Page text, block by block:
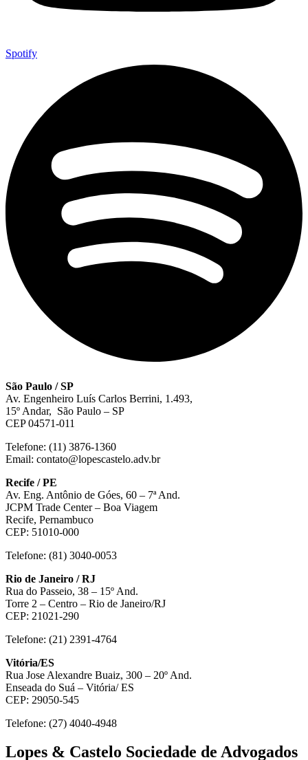
Spotify
São Paulo / SP
Av. Engenheiro Luís Carlos Berrini, 1.493,
15º Andar, São Paulo – SP
CEP 04571-011
Telefone: (11) 3876-1360
Email: contato@lopescastelo.adv.br
Recife / PE
Av. Eng. Antônio de Góes, 60 – 7ª And.
JCPM Trade Center – Boa Viagem
Recife, Pernambuco
CEP: 51010-000
Telefone: (81) 3040-0053
Rio de Janeiro / RJ
Rua do Passeio, 38 – 15º And.
Torre 2 – Centro – Rio de Janeiro/RJ
CEP: 21021-290
Telefone: (21) 2391-4764
Vitória/ES
Rua Jose Alexandre Buaiz, 300 – 20º And.
Enseada do Suá – Vitória/ ES
CEP: 29050-545
Telefone: (27) 4040-4948
Lopes & Castelo Sociedade de Advogados